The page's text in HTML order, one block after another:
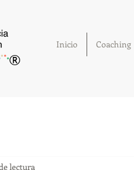
®
Inicio Coaching
lectura